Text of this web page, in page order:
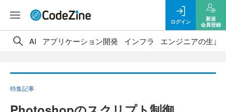
ログイン
新規
会員登録
AI アプリケーション開発 インフラ エンジニアの生き
特集記事